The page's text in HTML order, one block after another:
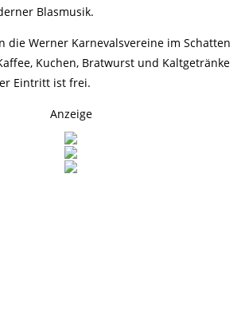
Blasmusik.
die Werner Karnevalsvereine im Schatten
Kuchen, Bratwurst und Kaltgetränke
Eintritt ist frei.
Anzeige